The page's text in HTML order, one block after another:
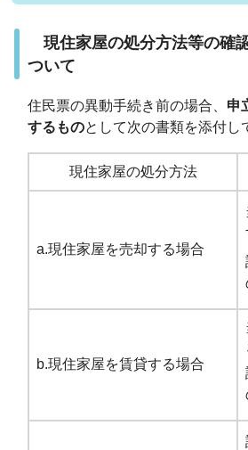
現住家屋の処分方法等の確
ついて
住民票の異動手続き前の場合、 申
するものとして次の書類を添付し
現住家屋の処分方法
a.現住家屋を売却する場合
b.現住家屋を賃貸する場合